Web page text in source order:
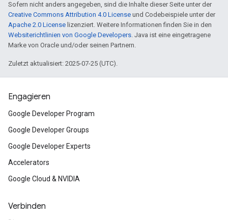
Sofern nicht anders angegeben, sind die Inhalte dieser Seite unter der
Creative Commons Attribution 4.0 License und Codebeispiele unter der
Apache 2.0 License lizenziert. Weitere Informationen finden Sie in den
Websiterichtlinien von Google Developers. Java ist eine eingetragene
Marke von Oracle und/oder seinen Partnern.
Zuletzt aktualisiert: 2025-07-25 (UTC).
Engagieren
Google Developer Program
Google Developer Groups
Google Developer Experts
Accelerators
Google Cloud & NVIDIA
Verbinden